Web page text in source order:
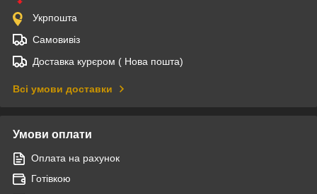
Укрпошта
Самовивіз
Доставка курєром ( Нова пошта)
Всі умови доставки
Умови оплати
Оплата на рахунок
Готівкою